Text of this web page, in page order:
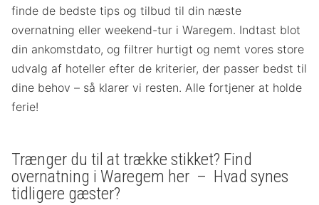
finde de bedste tips og tilbud til din næste
overnatning eller weekend-tur i Waregem. Indtast blot
din ankomstdato, og filtrer hurtigt og nemt vores store
udvalg af hoteller efter de kriterier, der passer bedst til
dine behov – så klarer vi resten. Alle fortjener at holde
ferie!
Trænger du til at trække stikket? Find
overnatning i Waregem her – Hvad synes
tidligere gæster?